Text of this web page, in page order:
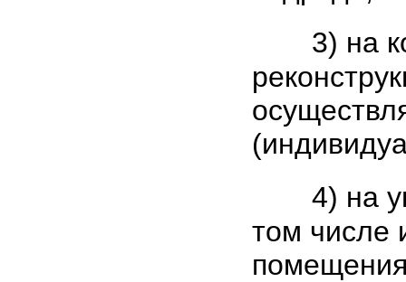
3) на
4) на
том числе